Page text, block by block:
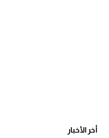
أخر الأخبار